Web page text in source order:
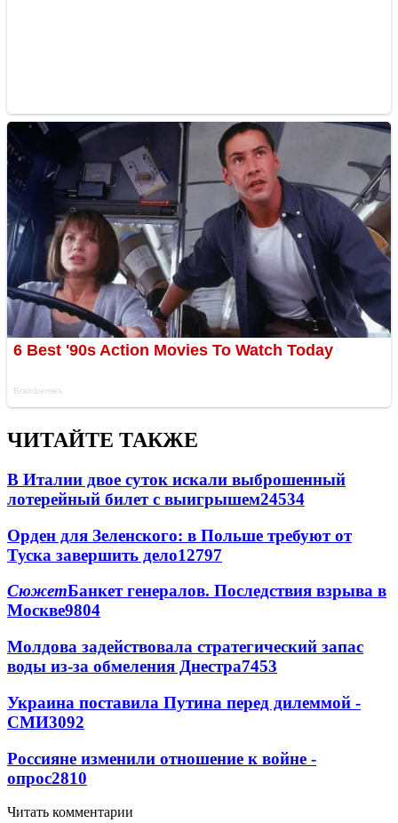
ЧИТАЙТЕ ТАКЖЕ
В Италии двое суток искали выброшенный
лотерейный билет с выигрышем24534
Орден для Зеленского: в Польше требуют от
Туска завершить дело12797
СюжетБанкет генералов. Последствия взрыва в
Москве9804
Молдова задействовала стратегический запас
воды из-за обмеления Днестра7453
Украина поставила Путина перед дилеммой -
СМИ3092
Россияне изменили отношение к войне -
опрос2810
Читать комментарии